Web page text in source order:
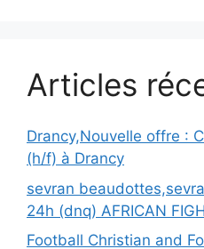
Articles
Drancy,Nouvelle offre :
(h/f) à Drancy
sevran
24h (dnq) AFRICAN
Football Christian and